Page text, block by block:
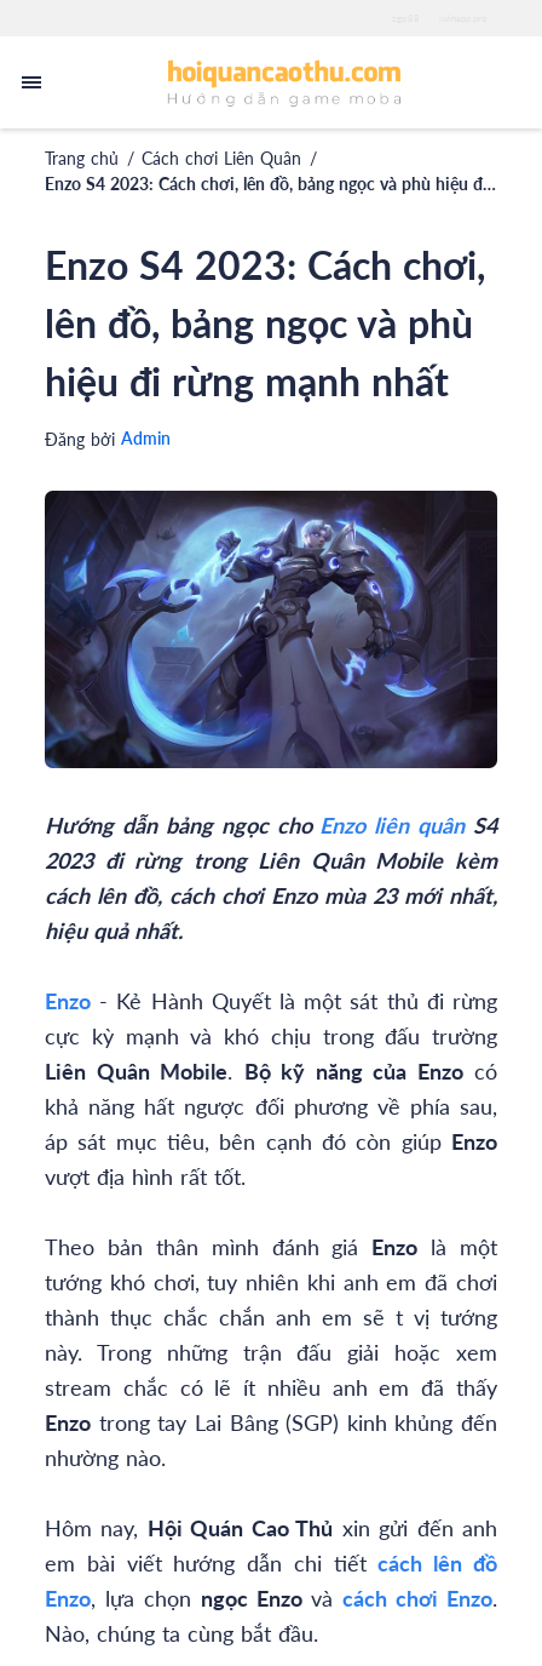
Trang chủ / Cách chơi Liên Quân /
Enzo S4 2023: Cách chơi, lên đồ, bảng ngọc và phù hiệu đi rừng mạnh nhất
Enzo S4 2023: Cách chơi,
lên đồ, bảng ngọc và phù
hiệu đi rừng mạnh nhất
Đăng bởi Admin
Hướng dẫn bảng ngọc cho Enzo liên quânS4
2023 đi rừng trong Liên Quân Mobile kèm
cách lên đồ, cách chơi Enzo mùa 23 mới nhất,
hiệu quả nhất.
Enzo - Kẻ Hành Quyết là một sát thủ đi rừng
cực kỳ mạnh và khó chịu trong đấu trường
Liên Quân Mobile. Bộ kỹ năng của Enzocó
khả năng hất ngược đối phương về phía sau,
áp sát mục tiêu, bên cạnh đó còn giúp Enzo
vượt địa hình rất tốt.
Theo bản thân mình đánh giá Enzo là một
tướng khó chơi, tuy nhiên khi anh em đã chơi
thành thục chắc chắn anh em sẽ t vị tướng
này. Trong những trận đấu giải hoặc xem
stream chắc có lẽ ít nhiều anh em đã thấy
Enzo trong tay Lai Bâng (SGP) kinh khủng đến
nhường nào.
Hôm nay, Hội Quán Cao Thủ xin gửi đến anh
em bài viết hướng dẫn chi tiếtcách lên đồ
Enzo, lựa chọn ngọc Enzovàcách chơi Enzo.
Nào, chúng ta cùng bắt đầu.